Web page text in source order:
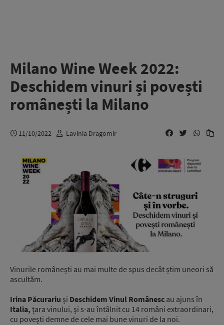
Milano Wine Week 2022:
Deschidem vinuri și povești
românești la Milano
11/10/2022 Lavinia Dragomir
Vinurile românești au mai multe de spus decât știm uneori să
ascultăm.
Irina Păcurariu și Deschidem Vinul Românesc au ajuns în
Italia, țara vinului, și s-au întâlnit cu 14 români extraordinari,
cu povești demne de cele mai bune vinuri de la noi.